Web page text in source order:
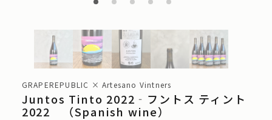
GRAPEREPUBLIC × Artesano Vintners
Juntos Tinto 2022‐フントス ティント
2022 （Spanish wine）